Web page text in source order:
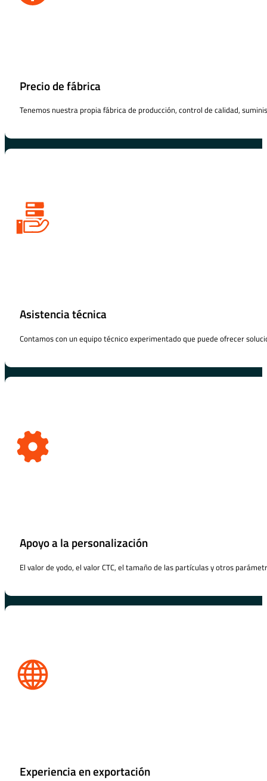
Precio de fábrica
Tenemos nuestra propia fábrica de producción, control de calidad,
Asistencia técnica
Contamos con un equipo técnico experimentado que puede ofrecer
Apoyo a la personalización
El valor de yodo, el valor CTC, el tamaño de las partículas y otros
Experiencia en exportación